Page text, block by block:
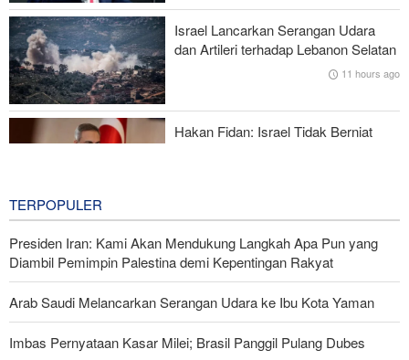
Brigjen Ebnolreza: Teknologi Iran Lebih Unggul daripada Sistem
Impor Mana Pun di Kawasan
Mengapa AS Nyaris Kehabisan Senjata dalam perang melawan
Iran?
Israel Lancarkan Serangan Udara
dan Artileri terhadap Lebanon Selatan
11 hours ago
Hakan Fidan: Israel Tidak Berniat
TERPOPULER
Presiden Iran: Kami Akan Mendukung Langkah Apa Pun yang
Diambil Pemimpin Palestina demi Kepentingan Rakyat
Arab Saudi Melancarkan Serangan Udara ke Ibu Kota Yaman
Imbas Pernyataan Kasar Milei; Brasil Panggil Pulang Dubes